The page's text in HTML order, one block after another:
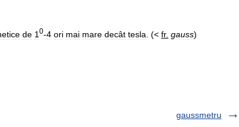
de 1 0-4 ori mai mare decât tesla . (< fr. gauss)
gaussmetru